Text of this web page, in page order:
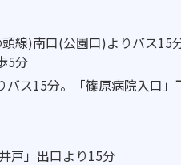
線)南口(公園口)よりバス15
5分
バス15分。「篠原病院入口」
戸」出口より15分